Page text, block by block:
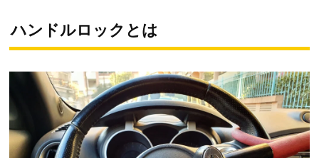
ハンドルロックとは